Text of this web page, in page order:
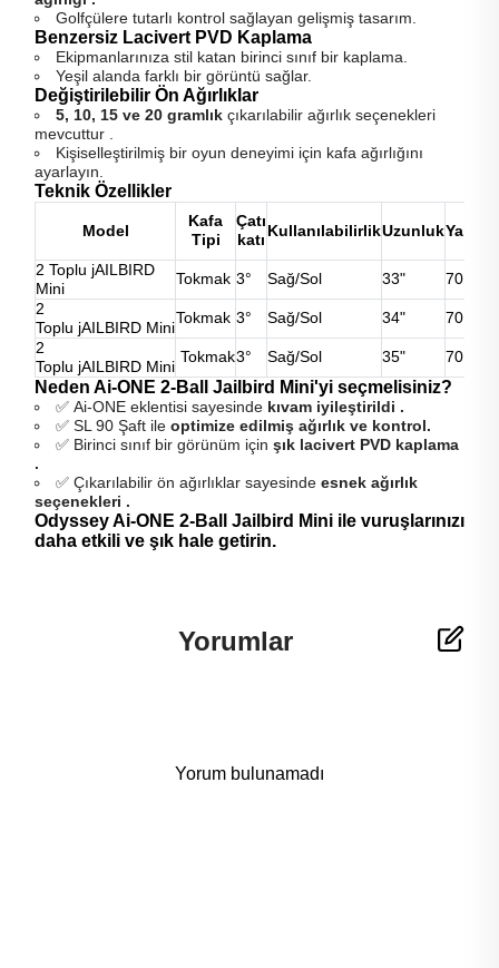
Golfçülere tutarlı kontrol sağlayan gelişmiş tasarım.
Benzersiz Lacivert PVD Kaplama
Ekipmanlarınıza stil katan birinci sınıf bir kaplama.
Yeşil alanda farklı bir görüntü sağlar.
Değiştirilebilir Ön Ağırlıklar
5, 10, 15 ve 20 gramlık çıkarılabilir ağırlık seçenekleri
mevcuttur .
Kişiselleştirilmiş bir oyun deneyimi için kafa ağırlığını
ayarlayın.
Teknik Özellikler
Model
Kafa
Tipi
Çatı
katı KullanılabilirlikUzunlukYalan
2 Toplu jAILBIRD
Mini
Tokmak 3° Sağ/Sol 33" 70.0°
2
Toplu jAILBIRD Mini
Tokmak 3° Sağ/Sol 34" 70.0°
2
Toplu jAILBIRD Mini
Tokmak3° Sağ/Sol 35" 70.0°
Neden Ai-ONE 2-Ball Jailbird Mini'yi seçmelisiniz?
✅ Ai-ONE eklentisi sayesinde kıvam iyileştirildi .
✅ SL 90 Şaft ileoptimize edilmiş ağırlık ve kontrol.
✅ Birinci sınıf bir görünüm içinşık lacivert PVD kaplama
.
✅ Çıkarılabilir ön ağırlıklar sayesindeesnek ağırlık
seçenekleri .
Odyssey Ai-ONE 2-Ball Jailbird Mini ile vuruşlarınızı
daha etkili ve şık hale getirin.
Yorumlar
Yorum bulunamadı